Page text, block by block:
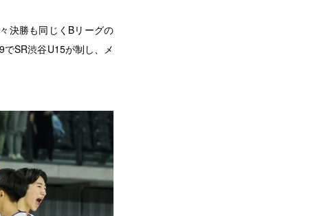
決勝も同じくBリーグの
SR渋谷U15が制し、メ